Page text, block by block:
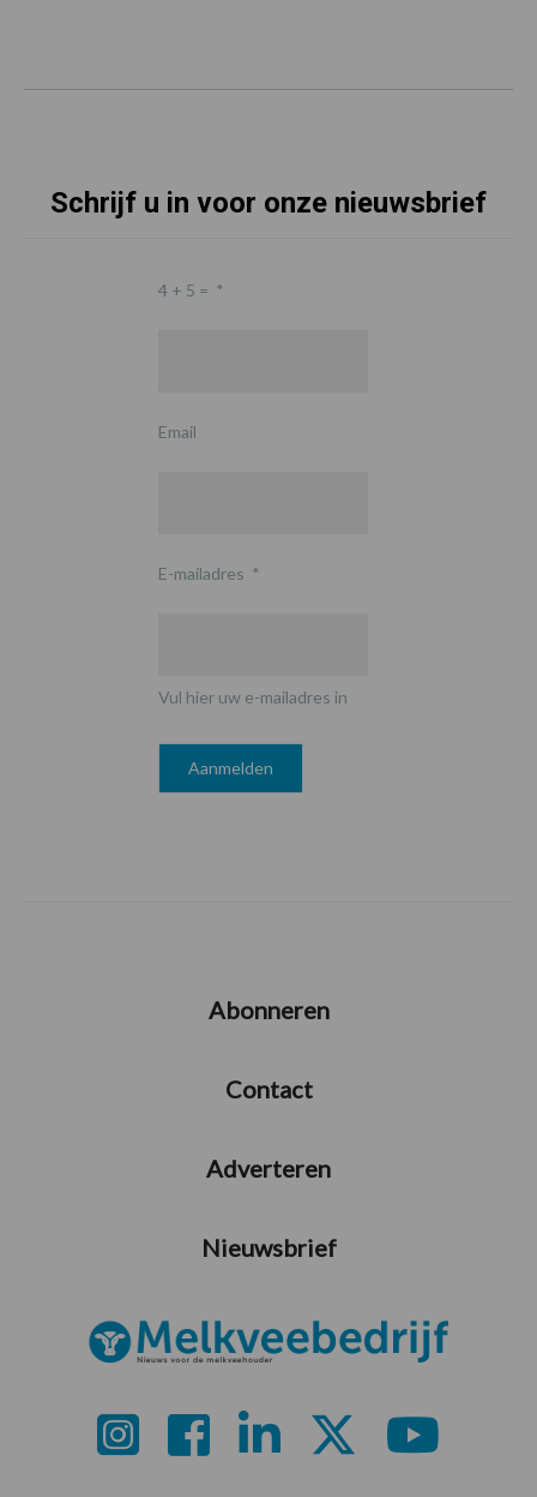
Schrijf u in voor onze nieuwsbrief
4 + 5 = *
Email
E-mailadres *
Vul hier uw e-mailadres in
Abonneren
Contact
Adverteren
Nieuwsbrief